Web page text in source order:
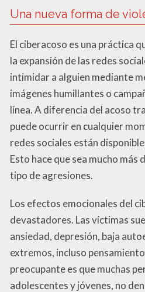
Una nueva forma de
El ciberacoso es una práctica
la expansión de las redes
intimidar a alguien mediante
imágenes humillantes o
línea. A diferencia del acoso
puede ocurrir en cualquier
redes sociales están
Esto hace que sea mucho más
tipo de agresiones.
Los efectos emocionales del
devastadores. Las víctimas
ansiedad, depresión, baja
extremos, incluso
preocupante es que muchas
adolescentes y jóvenes, no